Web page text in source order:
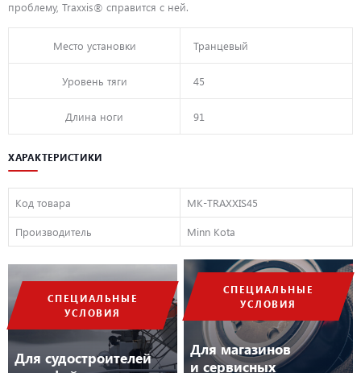
СПЕЦИАЛЬНЫЕ
УСЛОВИЯ
Для судостроителей
СПЕЦИАЛЬНЫЕ
УСЛОВИЯ
Для магазинов
и сервисных
проблему, Traxxis® справится с ней.
Место установки Транцевый
Уровень тяги 45
Длина ноги 91
ХАРАКТЕРИСТИКИ
Код товара MK-TRAXXIS45
Производитель Minn Kota